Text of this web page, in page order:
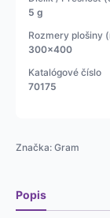
5 g
Rozmery plošiny
300x400
Katalógové číslo
70175
Značka: Gram
Popis